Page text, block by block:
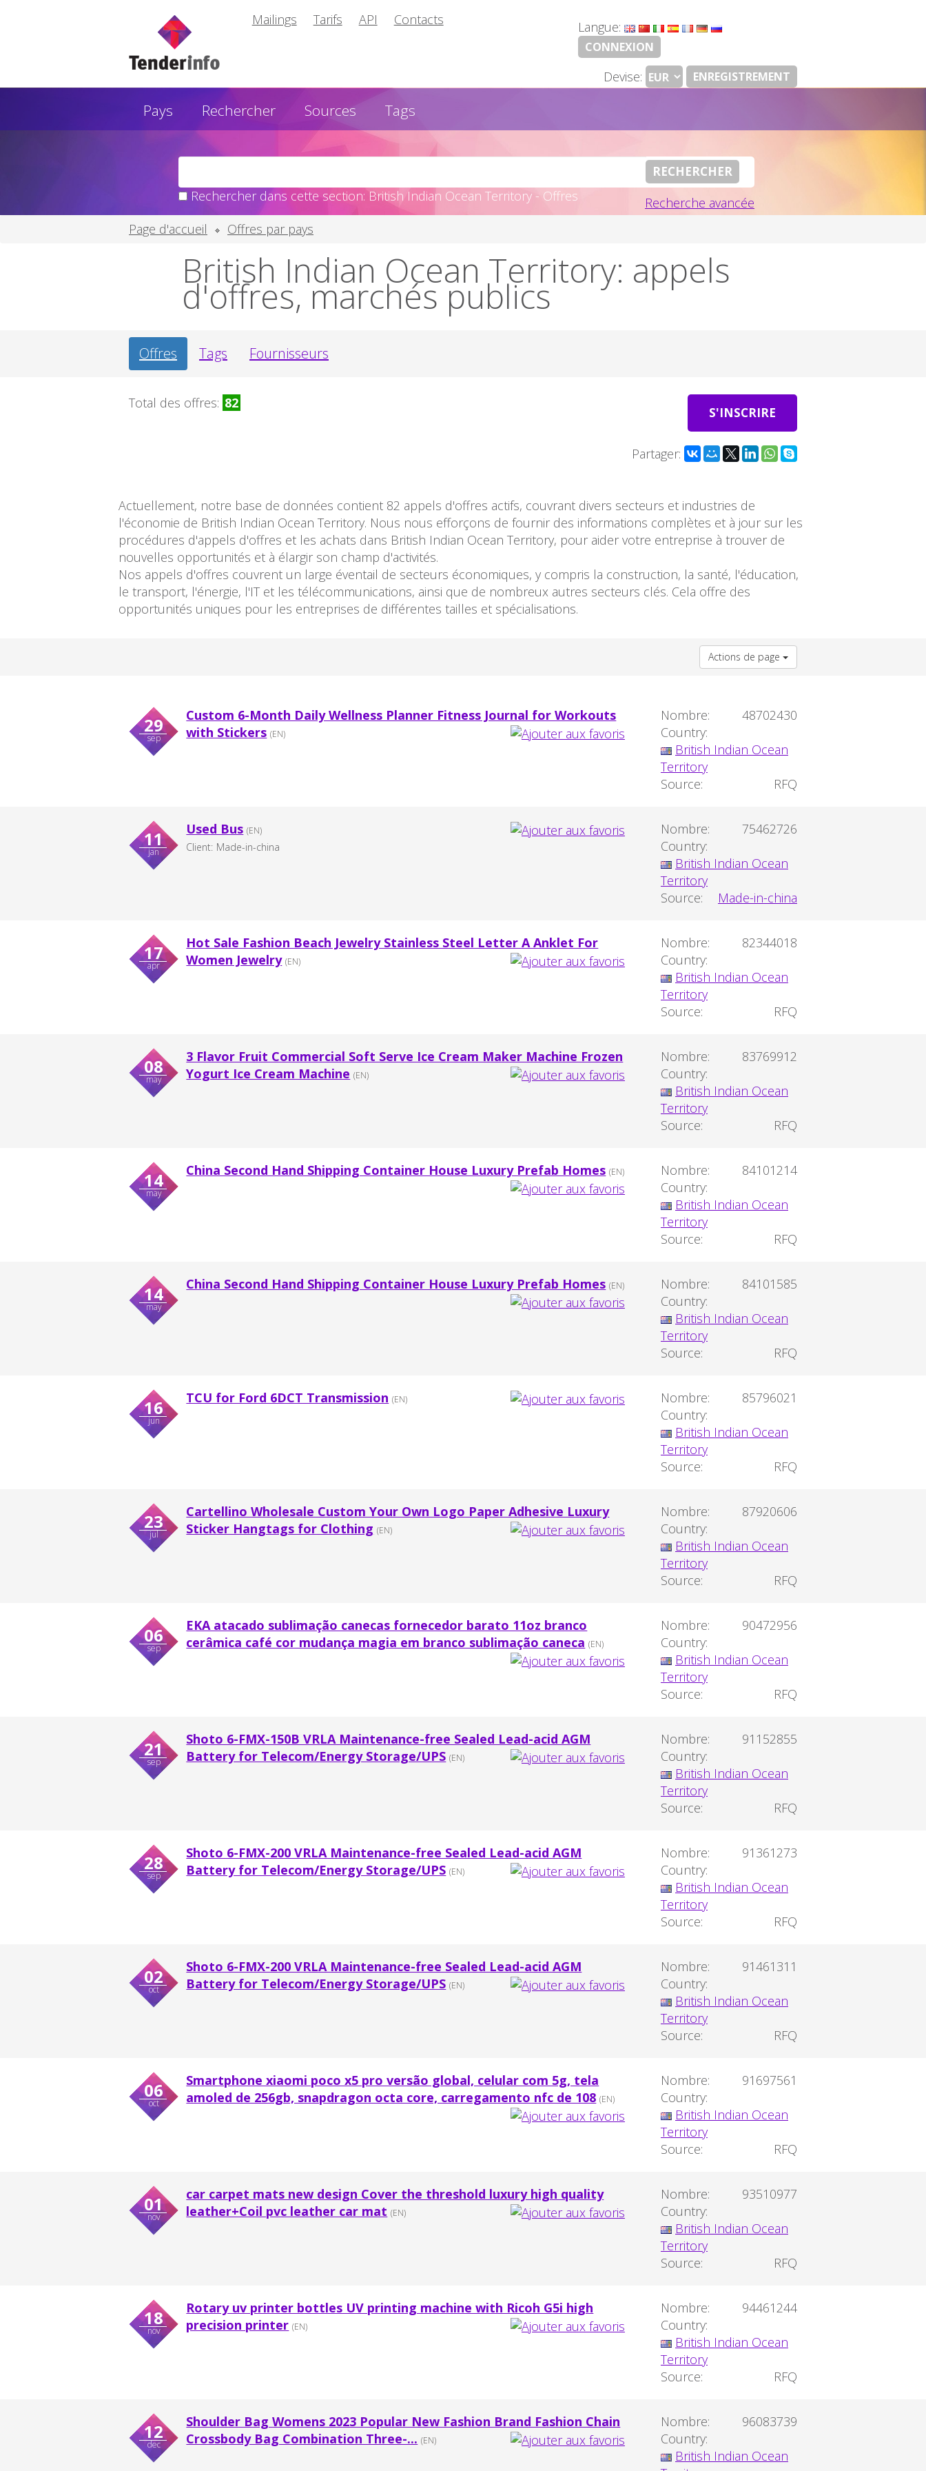
Mailings Tarifs API Contacts Langue:
CONNEXION
Devise: ENREGISTREMENT
Pays Rechercher Sources Tags
Rechercher dans cette section: British Indian Ocean Territory - Offres
Recherche avancée
Page d'accueil
Offres par pays
British Indian Ocean Territory: appels
d'offres, marchés publics
Offres Tags Fournisseurs
Total des offres: 82
S'INSCRIRE
Partager:
Actuellement, notre base de données contient 82 appels d'offres actifs, couvrant divers secteurs et industries de
l'économie de British Indian Ocean Territory. Nous nous efforçons de fournir des informations complètes et à jour sur les
procédures d'appels d'offres et les achats dans British Indian Ocean Territory, pour aider votre entreprise à trouver de
nouvelles opportunités et à élargir son champ d'activités.
Nos appels d'offres couvrent un large éventail de secteurs économiques, y compris la construction, la santé, l'éducation,
le transport, l'énergie, l'IT et les télécommunications, ainsi que de nombreux autres secteurs clés. Cela offre des
opportunités uniques pour les entreprises de différentes tailles et spécialisations.
Actions de page
29
sep
Custom 6-Month Daily Wellness Planner Fitness Journal for Workouts
with Stickers (EN)
Nombre:
48702430
Country:
British Indian Ocean
Territory
Source:
RFQ
11
jan
Used Bus (EN)
Client: Made-in-china
Nombre:
75462726
Country:
British Indian Ocean
Territory
Source:
Made-in-china
17
apr
Hot Sale Fashion Beach Jewelry Stainless Steel Letter A Anklet For
Women Jewelry (EN)
Nombre:
82344018
Country:
British Indian Ocean
Territory
Source:
RFQ
08
may
3 Flavor Fruit Commercial Soft Serve Ice Cream Maker Machine Frozen
Yogurt Ice Cream Machine (EN)
Nombre:
83769912
Country:
British Indian Ocean
Territory
Source:
RFQ
14
may
China Second Hand Shipping Container House Luxury Prefab Homes (EN) Nombre:
84101214
Country:
British Indian Ocean
Territory
Source:
RFQ
14
may
China Second Hand Shipping Container House Luxury Prefab Homes (EN) Nombre:
84101585
Country:
British Indian Ocean
Territory
Source:
RFQ
16
jun
TCU for Ford 6DCT Transmission (EN) Nombre:
85796021
Country:
British Indian Ocean
Territory
Source:
RFQ
23
jul
Cartellino Wholesale Custom Your Own Logo Paper Adhesive Luxury
Sticker Hangtags for Clothing (EN)
Nombre:
87920606
Country:
British Indian Ocean
Territory
Source:
RFQ
06
sep
EKA atacado sublimação canecas fornecedor barato 11oz branco
cerâmica café cor mudança magia em branco sublimação caneca (EN)
Nombre:
90472956
Country:
British Indian Ocean
Territory
Source:
RFQ
21
sep
Shoto 6-FMX-150B VRLA Maintenance-free Sealed Lead-acid AGM
Battery for Telecom/Energy Storage/UPS (EN)
Nombre:
91152855
Country:
British Indian Ocean
Territory
Source:
RFQ
28
sep
Shoto 6-FMX-200 VRLA Maintenance-free Sealed Lead-acid AGM
Battery for Telecom/Energy Storage/UPS (EN)
Nombre:
91361273
Country:
British Indian Ocean
Territory
Source:
RFQ
02
oct
Shoto 6-FMX-200 VRLA Maintenance-free Sealed Lead-acid AGM
Battery for Telecom/Energy Storage/UPS (EN)
Nombre:
91461311
Country:
British Indian Ocean
Territory
Source:
RFQ
06
oct
Smartphone xiaomi poco x5 pro versão global, celular com 5g, tela
amoled de 256gb, snapdragon octa core, carregamento nfc de 108 (EN)
Nombre:
91697561
Country:
British Indian Ocean
Territory
Source:
RFQ
01
nov
car carpet mats new design Cover the threshold luxury high quality
leather+Coil pvc leather car mat (EN)
Nombre:
93510977
Country:
British Indian Ocean
Territory
Source:
RFQ
18
nov
Rotary uv printer bottles UV printing machine with Ricoh G5i high
precision printer (EN)
Nombre:
94461244
Country:
British Indian Ocean
Territory
Source:
RFQ
12
dec
Shoulder Bag Womens 2023 Popular New Fashion Brand Fashion Chain
Crossbody Bag Combination Three-... (EN)
Nombre:
96083739
Country:
British Indian Ocean